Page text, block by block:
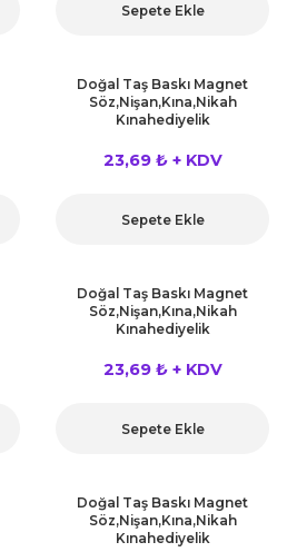
Sepete Ekle
Doğal Taş Baskı Magnet
Söz,Nişan,Kına,Nikah
Kınahediyelik
23,69 ₺ + KDV
Sepete Ekle
Doğal Taş Baskı Magnet
Söz,Nişan,Kına,Nikah
Kınahediyelik
23,69 ₺ + KDV
Sepete Ekle
Doğal Taş Baskı Magnet
Söz,Nişan,Kına,Nikah
Kınahediyelik